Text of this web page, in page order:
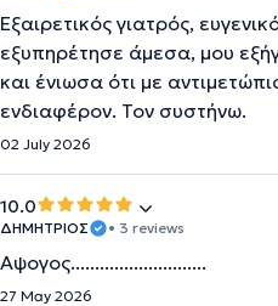
Εξαιρετικός γιατρός,
εξυπηρέτησε άμεσα, μου
και ένιωσα ότι με
ενδιαφέρον. Τον συστήνω.
02 July 2026
10.0
ΔΗΜΗΤΡΙΟΣ • 3 reviews
Αψογος............................
27 May 2026